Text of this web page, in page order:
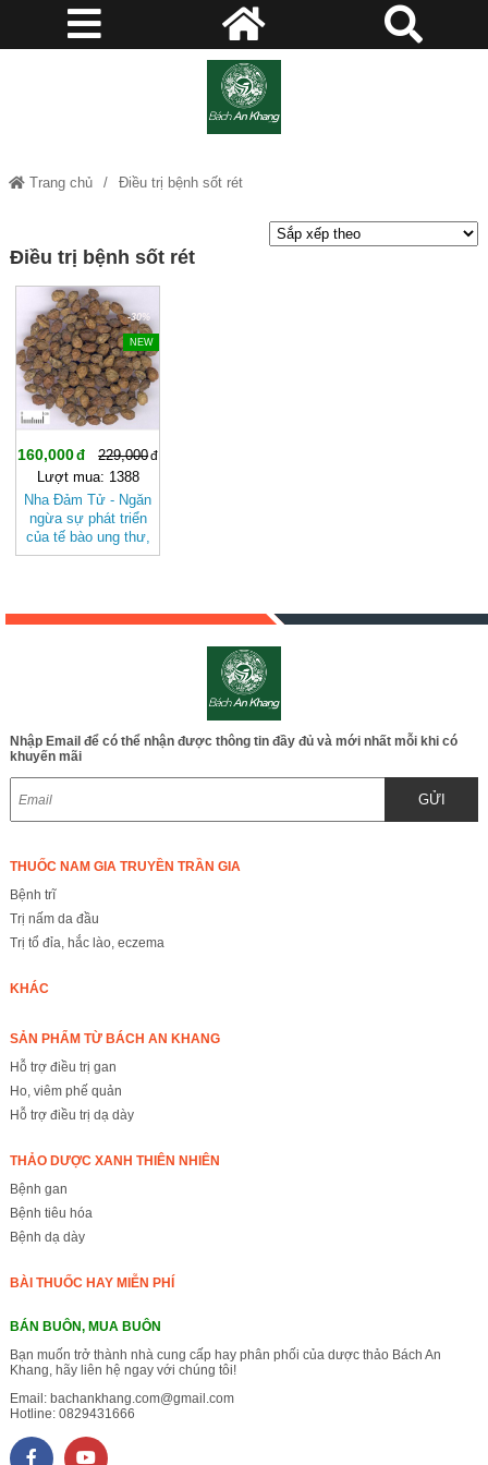
Trang chủ Điều trị bệnh sốt rét
Điều trị bệnh sốt rét
-30%
NEW
160,000
229,000
Lượt mua: 1388
Nha Đảm Tử - Ngăn
ngừa sự phát triển
của tế bào ung thư,
phòng ngừa ung thư
Nhập Email để có thể nhận được thông tin đầy đủ và mới nhất mỗi khi có
khuyến mãi
GỬI
THUỐC NAM GIA TRUYỀN TRẦN GIA
Bệnh trĩ
Trị nấm da đầu
Trị tổ đỉa, hắc lào, eczema
KHÁC
SẢN PHẨM TỪ BÁCH AN KHANG
Hỗ trợ điều trị gan
Ho, viêm phế quản
Hỗ trợ điều trị dạ dày
THẢO DƯỢC XANH THIÊN NHIÊN
Bệnh gan
Bệnh tiêu hóa
Bệnh dạ dày
BÀI THUỐC HAY MIỄN PHÍ
BÁN BUÔN, MUA BUÔN
Bạn muốn trở thành nhà cung cấp hay phân phối của dược thảo Bách An
Khang, hãy liên hệ ngay với chúng tôi!
Email: bachankhang.com@gmail.com
Hotline: 0829431666